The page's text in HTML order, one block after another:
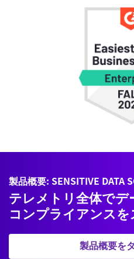
製品概要: SENSITIVE DATA
テレメトリ全体で
コンプライアンス
製品概要を